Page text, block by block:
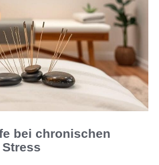
bei chronischen